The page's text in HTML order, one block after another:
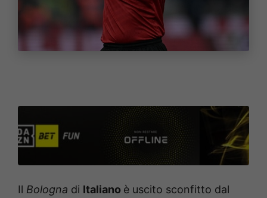
Il Bologna di Italiano è uscito sconfitto dal